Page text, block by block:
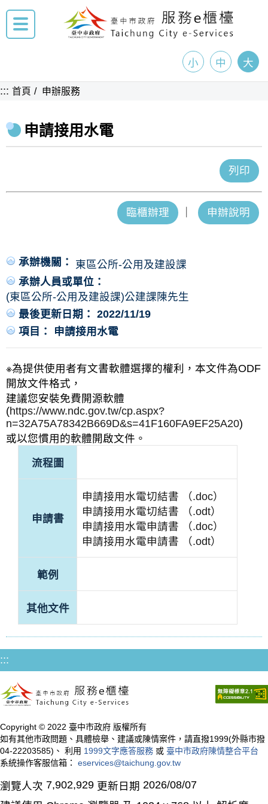
小 中 大
::: 首頁 申辦服務
申請接用水電
列印
臨櫃辦理 申辦說明
承辦機關：
東區公所-公用及建設課
承辦人員或單位：
(東區公所-公用及建設課)公建課陳先生
最後更新日期： 2022/11/19
項目： 申請接用水電
※為提供使用者有文書軟體選擇的權利，本文件為ODF
開放文件格式，
建議您安裝免費開源軟體
(https://www.ndc.gov.tw/cp.aspx?
n=32A75A78342B669D&s=41F160FA9EF25A20)
或以您慣用的軟體開啟文件。
流程圖
申請書
申請接用水電切結書 （.doc）
申請接用水電切結書 （.odt）
申請接用水電申請書 （.doc）
申請接用水電申請書 （.odt）
範例
其他文件
:::
Copyright © 2022 臺中市政府 版權所有
如有其他市政問題、具體檢舉、建議或陳情案件，請直撥1999(外縣市撥
04-22203585)、 利用 1999文字應答服務 或 臺中市政府陳情整合平台
系統操作客服信箱： eservices@taichung.gov.tw
瀏覽人次 7,902,929 更新日期 2026/08/07